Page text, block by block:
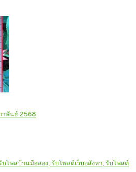
าพันธ์ 2568
บโพสบ้านมือสอง, รับโพสต์เว็บอสังหา, รับโพสต์